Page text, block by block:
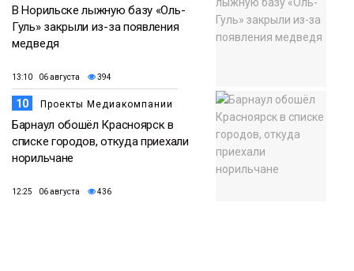
В Норильске лыжную базу «Оль-
Гуль» закрыли из-за появления
медведя
13:10 06 августа 394
10 Проекты Медиакомпании
Барнаул обошёл Красноярск в
списке городов, откуда приехали
норильчане
12:25 06 августа 436